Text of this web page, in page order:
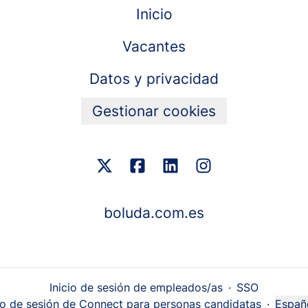
Inicio
Vacantes
Datos y privacidad
Gestionar cookies
boluda.com.es
Inicio de sesión de empleados/as · SSO
de sesión de Connect para personas candidatas ·